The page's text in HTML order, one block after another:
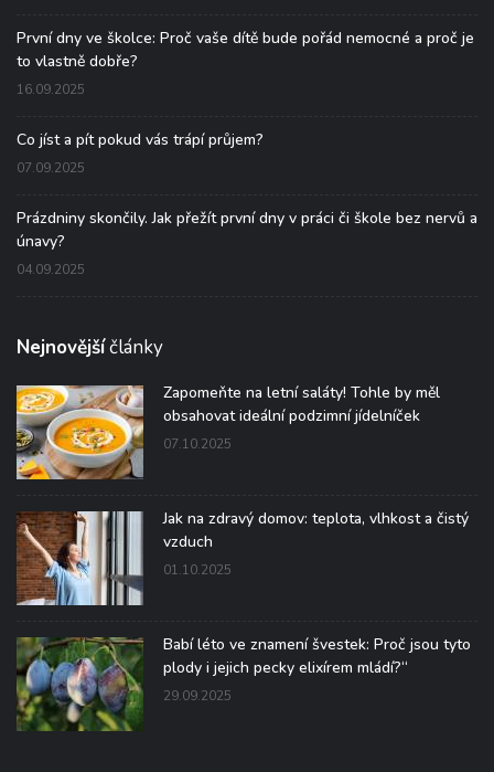
První dny ve školce: Proč vaše dítě bude pořád nemocné a proč je
to vlastně dobře?
16.09.2025
Co jíst a pít pokud vás trápí průjem?
07.09.2025
Prázdniny skončily. Jak přežít první dny v práci či škole bez nervů a
únavy?
04.09.2025
Nejnovějšíčlánky
Zapomeňte na letní saláty! Tohle by měl
obsahovat ideální podzimní jídelníček
07.10.2025
Jak na zdravý domov: teplota, vlhkost a čistý
vzduch
01.10.2025
Babí léto ve znamení švestek: Proč jsou tyto
plody i jejich pecky elixírem mládí?“
29.09.2025